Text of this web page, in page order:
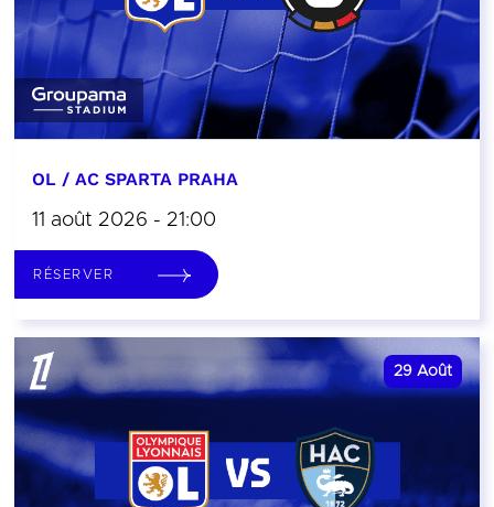
OL / AC SPARTA PRAHA
11 août 2026 - 21:00
RÉSERVER
29 Août